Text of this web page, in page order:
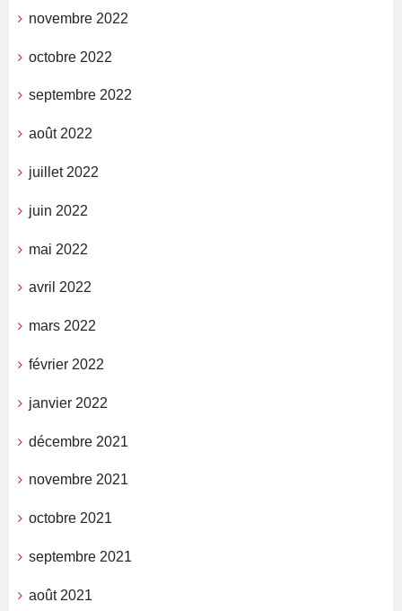
novembre 2022
octobre 2022
septembre 2022
août 2022
juillet 2022
juin 2022
mai 2022
avril 2022
mars 2022
février 2022
janvier 2022
décembre 2021
novembre 2021
octobre 2021
septembre 2021
août 2021